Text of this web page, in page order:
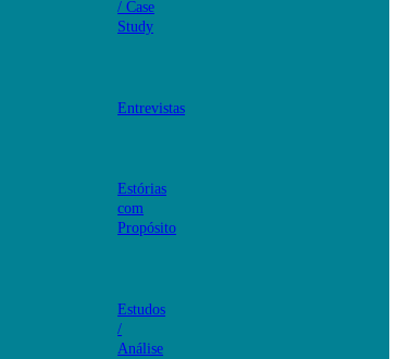
/ Case
Study
Entrevistas
Estórias
com
Propósito
Estudos
/
Análise